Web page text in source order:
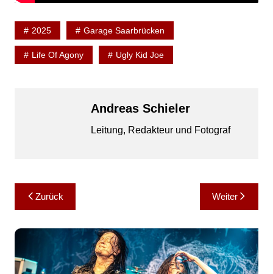
2025 Garage Saarbrücken
Life Of Agony Ugly Kid Joe
Andreas Schieler
Leitung, Redakteur und Fotograf
Beitragsnavigation
Zurück Weiter